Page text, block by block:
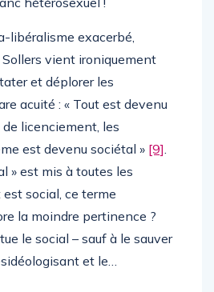
libéralisme exacerbé,
Sollers vient ironiquement
et déplorer les
acuité : « Tout est devenu
de licenciement, les
est devenu sociétal » [9].
» est mis à toutes les
social, ce terme
la moindre pertinence ?
le social – sauf à le sauver
et le…